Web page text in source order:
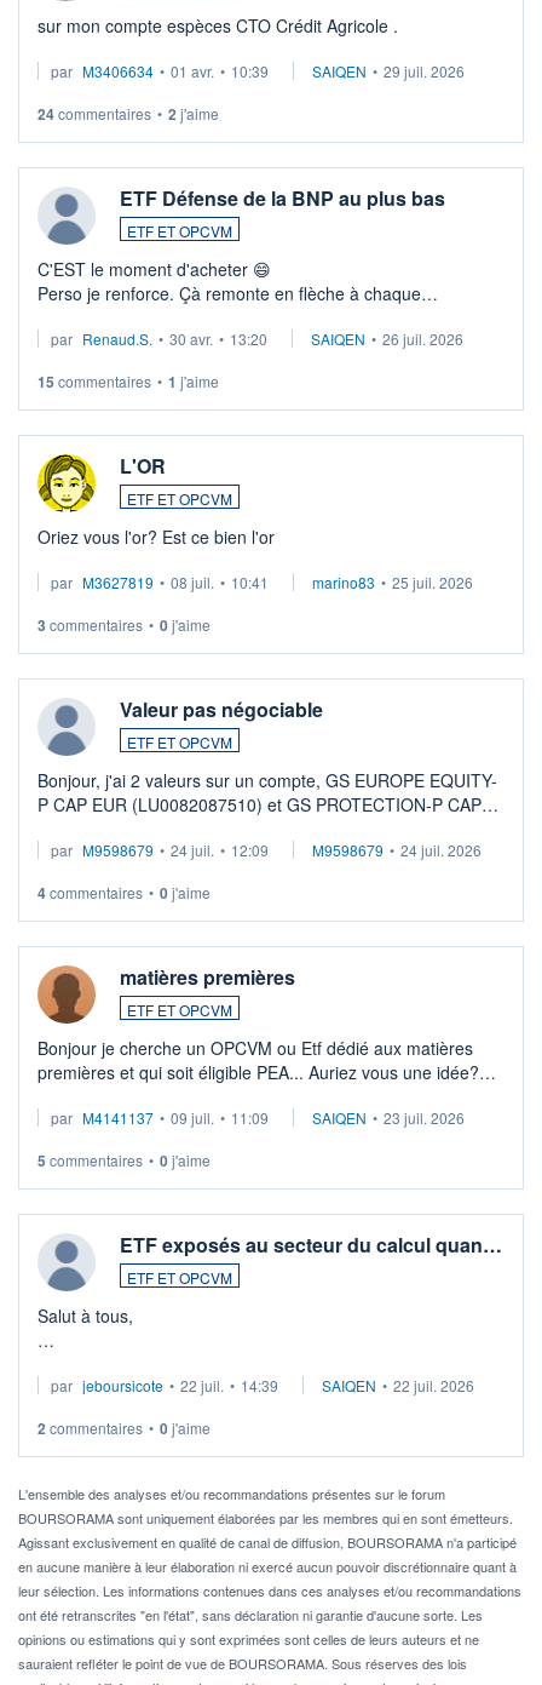
sur mon compte espèces CTO Crédit Agricole .
par M3406634 • 01 avr. • 10:39 SAIQEN • 29 juil. 2026
24commentaires • 2 j'aime
ETF Défense de la BNP au plus bas
ETF ET OPCVM
C'EST le moment d'acheter 😄​
Perso je renforce. Çà remonte en flèche à chaque
Investissement long terme tip top pour sa retraite.
par Renaud.S. • 30 avr. • 13:20 SAIQEN • 26 juil. 2026
15 commentaires • 1 j'aime
L'OR
ETF ET OPCVM
Oriez vous l'or? Est ce bien l'or
par M3627819 • 08 juil. • 10:41 marino83 • 25 juil. 2026
3 commentaires • 0j'aime
Valeur pas négociable
ETF ET OPCVM
Bonjour, j'ai 2 valeurs sur un compte, GS EUROPE EQUITY-
P CAP EUR (LU0082087510) et GS PROTECTION-P CAP
veux procéder à la vente, on me signale ...
par M9598679 • 24 juil. • 12:09 M9598679 • 24 juil. 2026
4commentaires • 0j'aime
matières premières
ETF ET OPCVM
Bonjour je cherche un OPCVM ou Etf dédié aux matières
premières et qui soit éligible PEA... Auriez vous une idée?
par M4141137 • 09 juil. • 11:09 SAIQEN • 23 juil. 2026
5 commentaires • 0j'aime
ETF exposés au secteur du calcul quan…
ETF ET OPCVM
Salut à tous,
via un ETF plutôt que des actions individuelles.
Idéalement, je voudrais qu'il soit éligible au PEA.
Pour l' ...
par jeboursicote • 22 juil. • 14:39 SAIQEN • 22 juil. 2026
2 commentaires • 0j'aime
L'ensemble des analyses et/ou recommandations présentes sur le forum
BOURSORAMA sont uniquement élaborées par les membres qui en sont émetteurs.
Agissant exclusivement en qualité de canal de diffusion, BOURSORAMA n'a participé
en aucune manière à leur élaboration ni exercé aucun pouvoir discrétionnaire quant à
leur sélection. Les informations contenues dans ces analyses et/ou recommandations
ont été retranscrites "en l'état", sans déclaration ni garantie d'aucune sorte. Les
opinions ou estimations qui y sont exprimées sont celles de leurs auteurs et ne
sauraient refléter le point de vue de BOURSORAMA. Sous réserves des lois